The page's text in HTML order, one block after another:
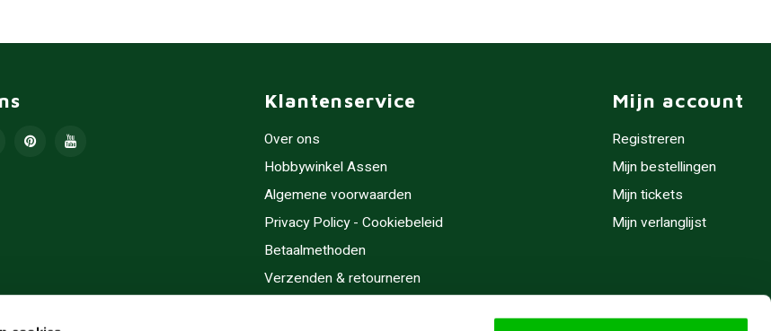
Klantenservice
Over ons
Hobbywinkel Assen
Algemene voorwaarden
Privacy Policy - Cookiebeleid
Betaalmethoden
Verzenden & retourneren
Mijn account
Registreren
Mijn bestellingen
Mijn tickets
Mijn verlanglijst